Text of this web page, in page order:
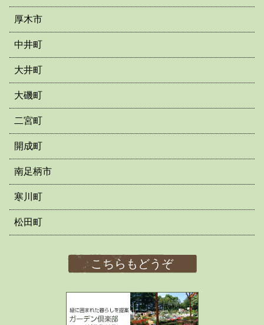
厚木市
中井町
大井町
大磯町
二宮町
開成町
南足柄市
寒川町
松田町
こちらもどうぞ